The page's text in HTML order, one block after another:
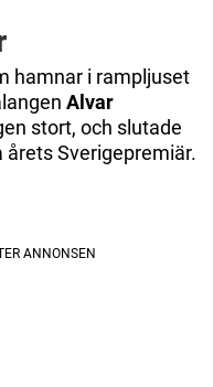
hamnar i rampljuset
Alvar
stort, och slutade
Sverigepremiär.